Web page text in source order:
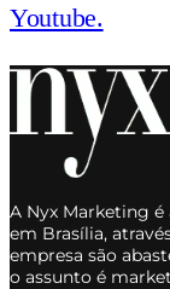
Youtube.
A Nyx Marketing
em Brasília,
empresa são
o assunto é